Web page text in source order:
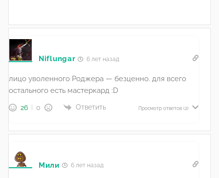
Niflungar 6 лет назад
лицо уволенного Роджера — безценно. для всего
остального есть мастеркард :D
26 0 Ответить Просмотр ответов (2)
Мили 6 лет назад